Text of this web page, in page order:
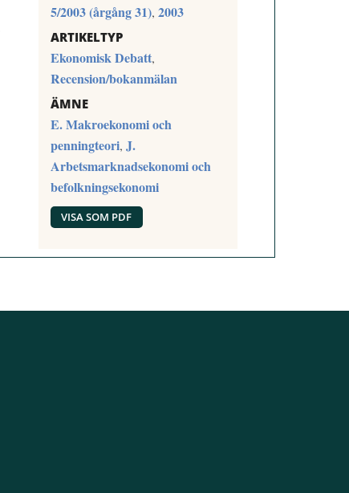
5/2003 (årgång 31), 2003
ARTIKELTYP
Ekonomisk Debatt,
Recension/bokanmälan
ÄMNE
E. Makroekonomi och
penningteori, J.
Arbetsmarknadsekonomi och
befolkningsekonomi
VISA SOM PDF